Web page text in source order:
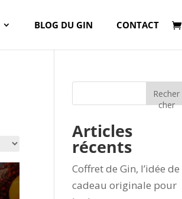
BLOG DU GIN CONTACT
Recher
cher
Articles
récents
Coffret de Gin, l’idée de
cadeau originale pour